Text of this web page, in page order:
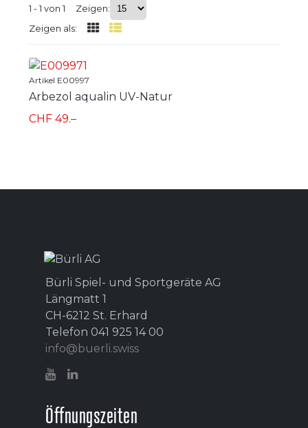
1 - 1 von 1
Zeigen:
Zeigen als:
Artikel E00997
Arbezol aqualin UV-Natur
CHF 49.–
Bürli Spiel- und Sportgeräte AG
Längmatt 1
CH-6212 St. Erhard
Telefon 041 925 14 00
info@buerli.swiss
Öffnungszeiten